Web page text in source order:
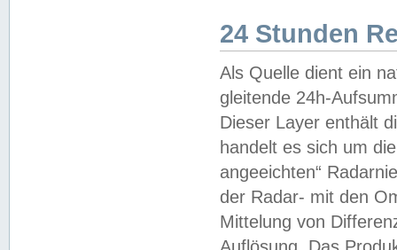
24 Stunden
Als Quelle dient ein
gleitende 24h-
Dieser Layer enthält
handelt es sich um
angeeichten“
der Radar- mit den
Mittelung von